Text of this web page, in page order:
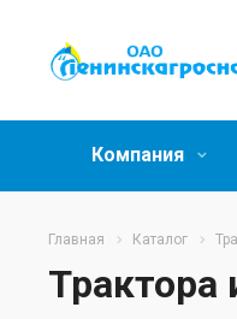
Компания
Главная Каталог